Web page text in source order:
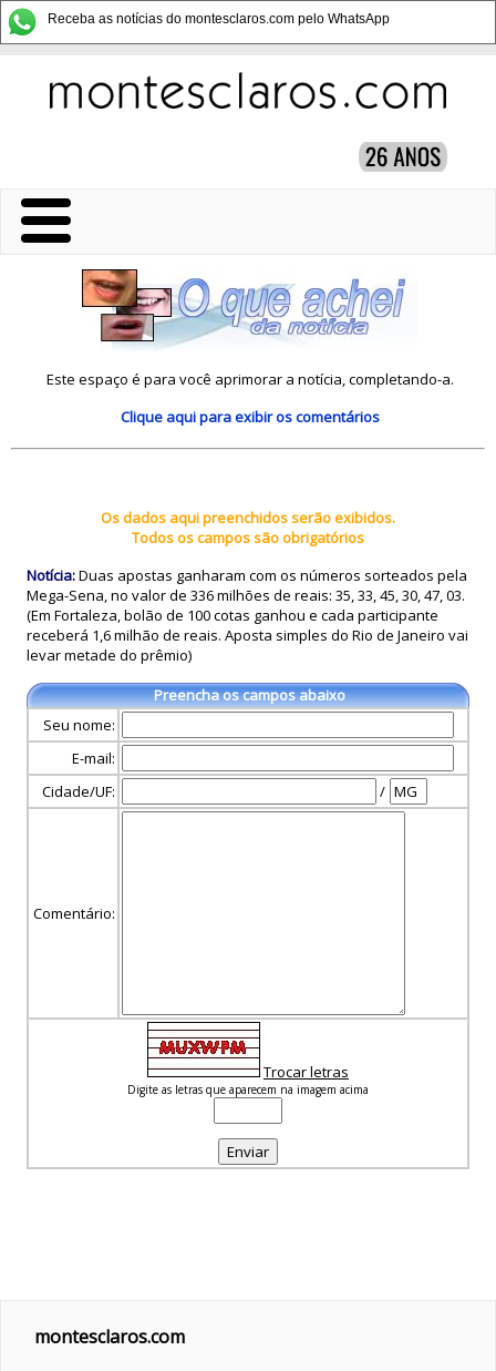
Receba as notícias do montesclaros.com pelo WhatsApp
Este espaço é para você aprimorar a notícia, completando-a.
Clique aquipara exibir os comentários
Os dados aqui preenchidos serão exibidos.
Todos os campos são obrigatórios
Notícia:Duas apostas ganharam com os números sorteados pela
Mega-Sena, no valor de 336 milhões de reais: 35, 33, 45, 30, 47, 03.
(Em Fortaleza, bolão de 100 cotas ganhou e cada participante
receberá 1,6 milhão de reais. Aposta simples do Rio de Janeiro vai
levar metade do prêmio)
Preencha os campos abaixo
Seu nome:
E-mail:
Cidade/UF:
/
Comentário:
Trocar letras
Digite as letras que aparecem na imagem acima
montesclaros.com